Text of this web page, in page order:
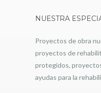
NUESTRA
Proyectos de obra
proyectos de
protegidos,
ayudas para la